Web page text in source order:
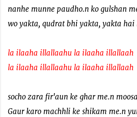
nanhe munne paudho.n ko gulshan
wo yakta, qudrat bhi yakta, yakta hai
la ilaaha illallaahu la ilaaha illallaah
la ilaaha illallaahu la ilaaha illallaah
socho zara fir'aun ke ghar me.n
Gaur karo machhli ke shikam me.n